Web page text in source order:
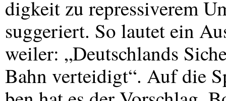
digkeit zu repressiverem
suggeriert. So lautet ein
weiler: „Deutschlands
Bahn verteidigt“. Auf die